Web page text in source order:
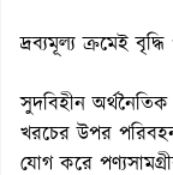
দ্রব্যমূল্য ক্রমেই
সুদবিহীন
খরচের উপর
যোগ করে